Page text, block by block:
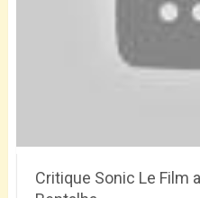
Critique Sonic Le Film